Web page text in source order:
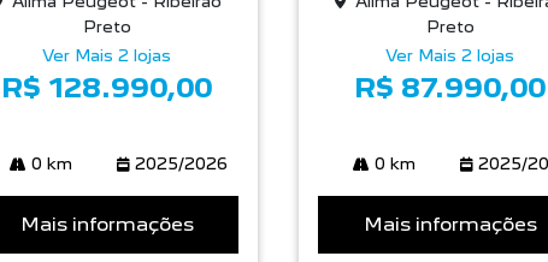
Preto
Ver Mais 2 lojas
R$ 128.990,00
0 km 2025/2026
Mais informações
Preto
Ver Mais 2 lojas
R$ 87.990,00
0 km 2025/
Mais informações